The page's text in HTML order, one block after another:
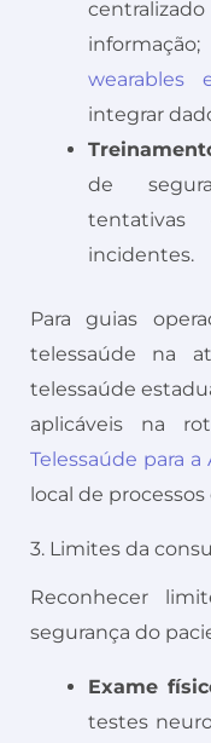
wearables
integrar
de
incidentes.
Para guias
telessaúde na
telessaúde
aplicáveis na
Telessaúde para a
local de
3. Limites da
Reconhecer
segurança do
Exame
testes